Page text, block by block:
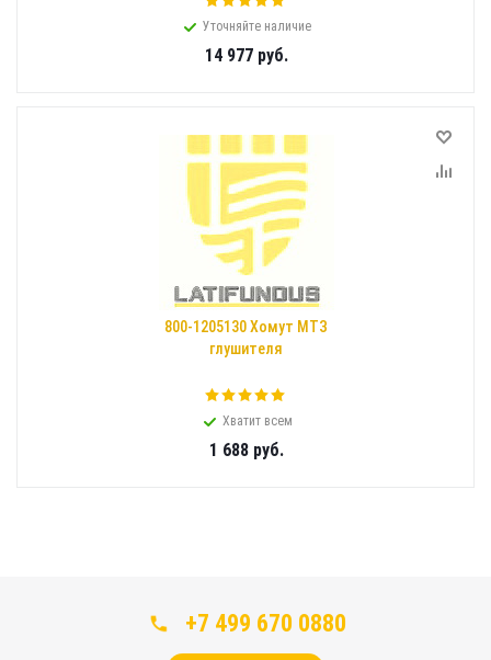
Уточняйте наличие
14 977руб.
800-1205130 Хомут МТЗ
глушителя
Хватит всем
1 688руб.
+7 499 670 0880